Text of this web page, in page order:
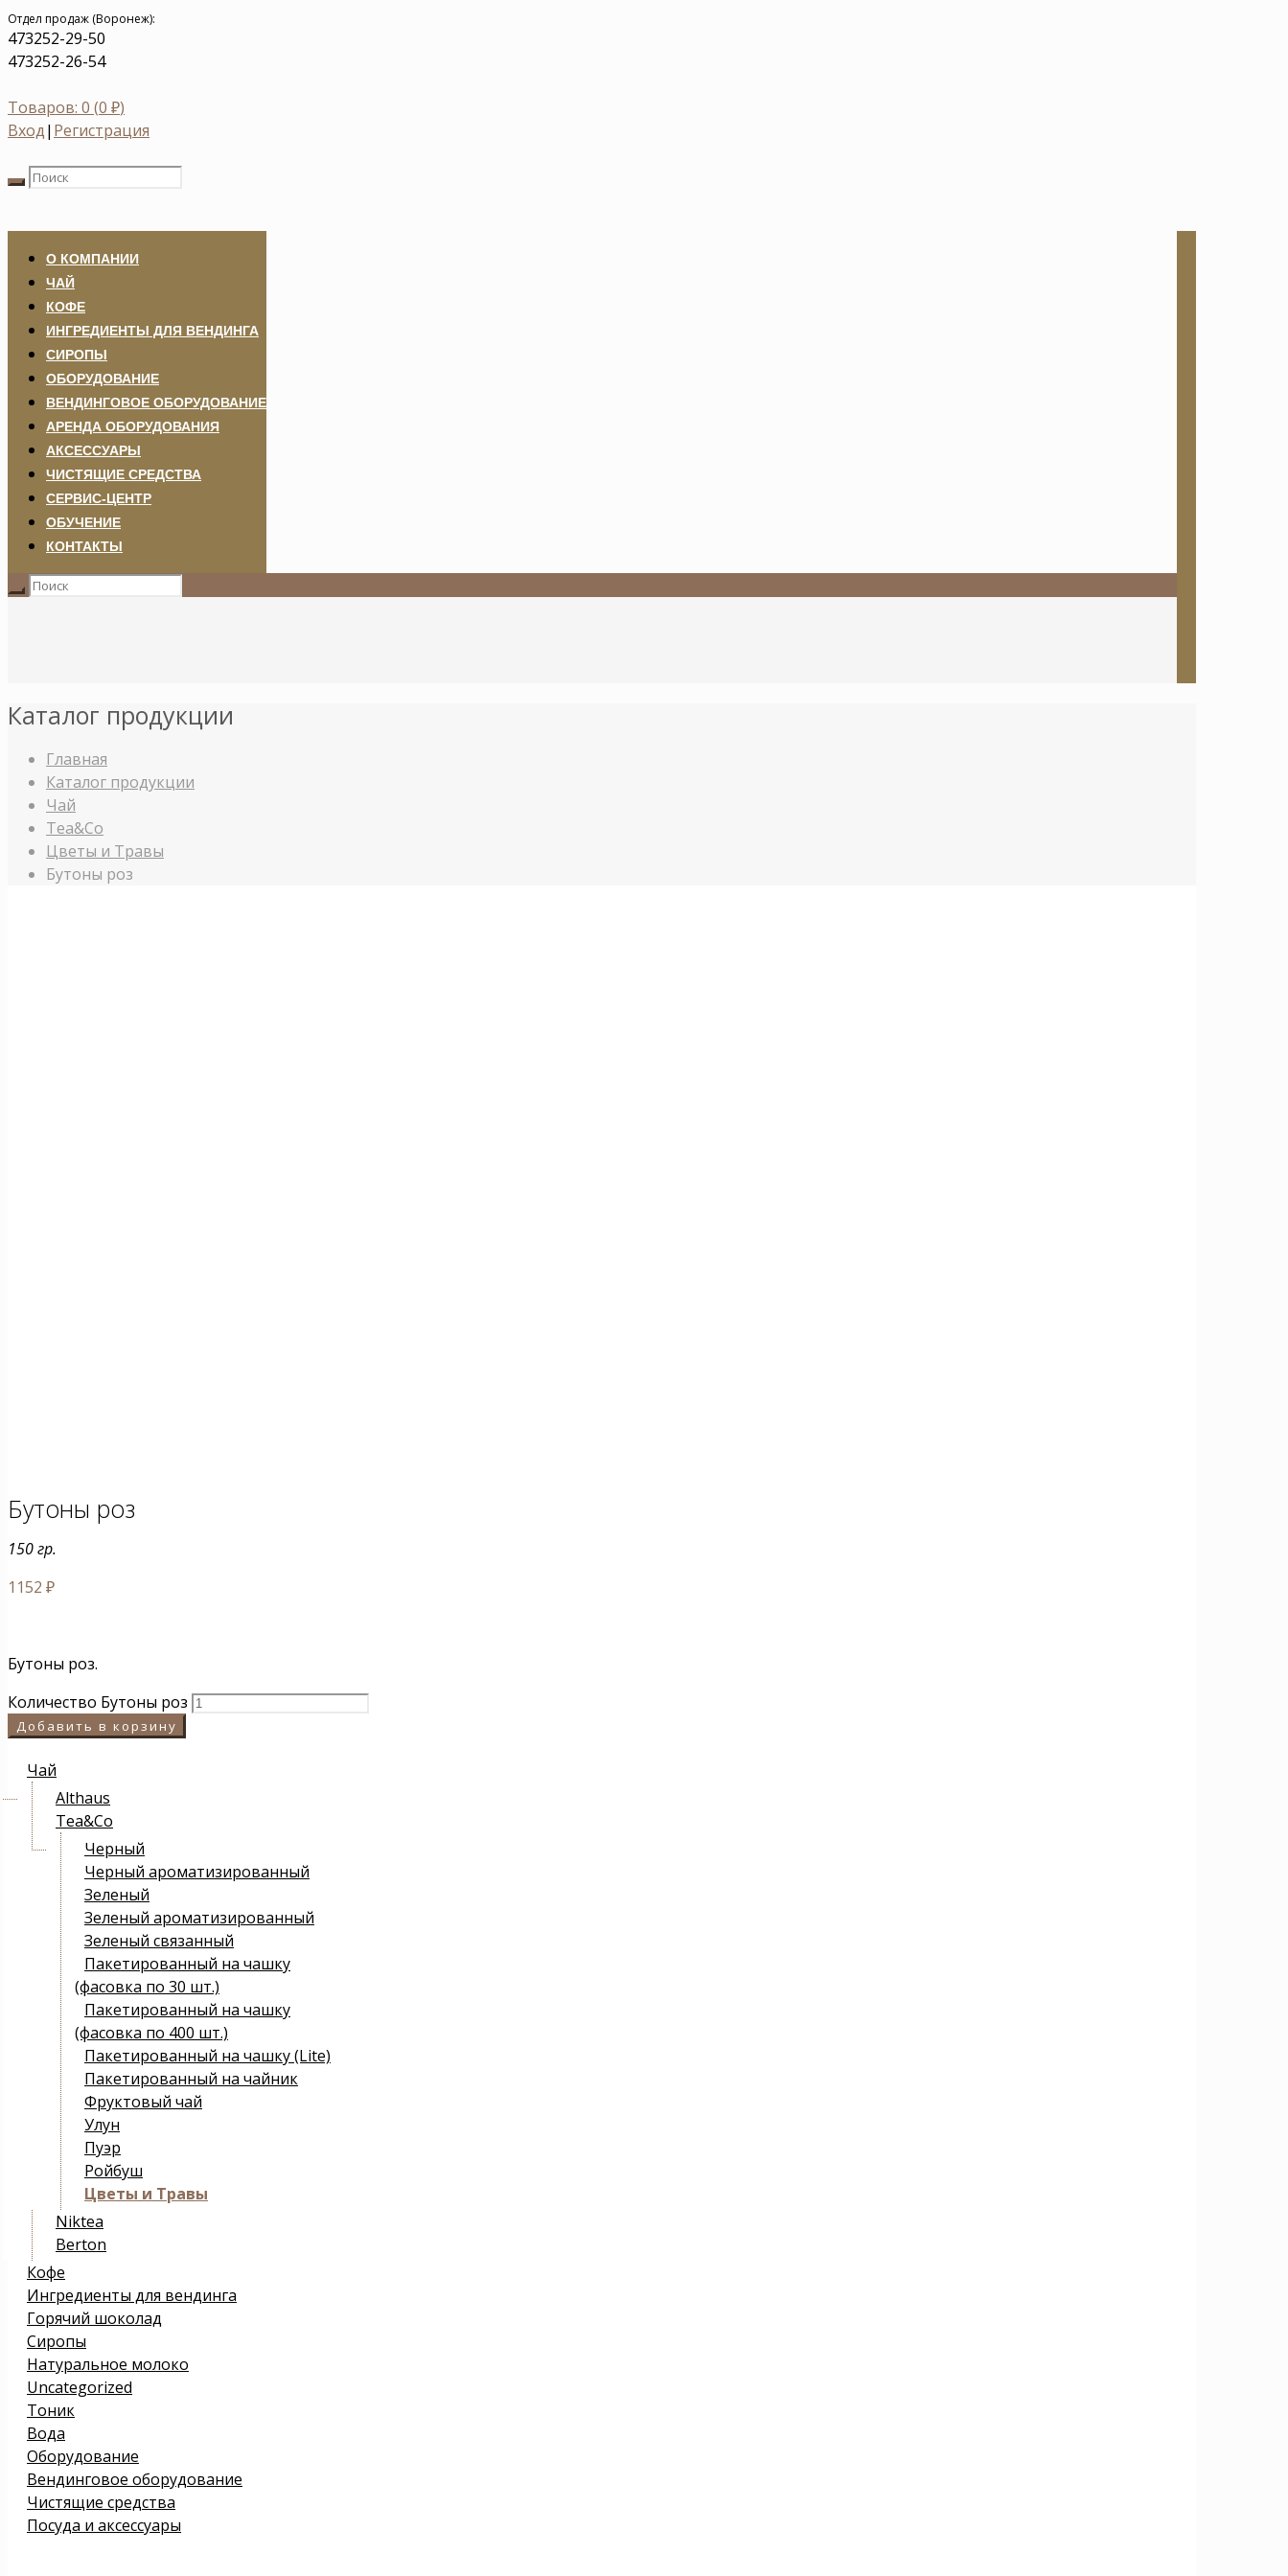
Отдел продаж (Воронеж):
473252-29-50
473252-26-54
Товаров: 0 (0 ₽)
Вход| Регистрация
О КОМПАНИИ
ЧАЙ
КОФЕ
ИНГРЕДИЕНТЫ ДЛЯ ВЕНДИНГА
СИРОПЫ
ОБОРУДОВАНИЕ
ВЕНДИНГОВОЕ ОБОРУДОВАНИЕ
АРЕНДА ОБОРУДОВАНИЯ
АКСЕССУАРЫ
ЧИСТЯЩИЕ СРЕДСТВА
СЕРВИС-ЦЕНТР
ОБУЧЕНИЕ
КОНТАКТЫ
Каталог продукции
Главная
Каталог продукции
Чай
Tea&Co
Цветы и Травы
Бутоны роз
Бутоны роз
150 гр.
1152 ₽
Бутоны роз.
Количество Бутоны роз
Добавить в корзину
Чай
Althaus
Tea&Co
Черный
Черный ароматизированный
Зеленый
Зеленый ароматизированный
Зеленый связанный
Пакетированный на чашку
(фасовка по 30 шт.)
Пакетированный на чашку
(фасовка по 400 шт.)
Пакетированный на чашку (Lite)
Пакетированный на чайник
Фруктовый чай
Улун
Пуэр
Ройбуш
Цветы и Травы
Niktea
Berton
Кофе
Ингредиенты для вендинга
Горячий шоколад
Сиропы
Натуральное молоко
Uncategorized
Тоник
Вода
Оборудование
Вендинговое оборудование
Чистящие средства
Посуда и аксессуары